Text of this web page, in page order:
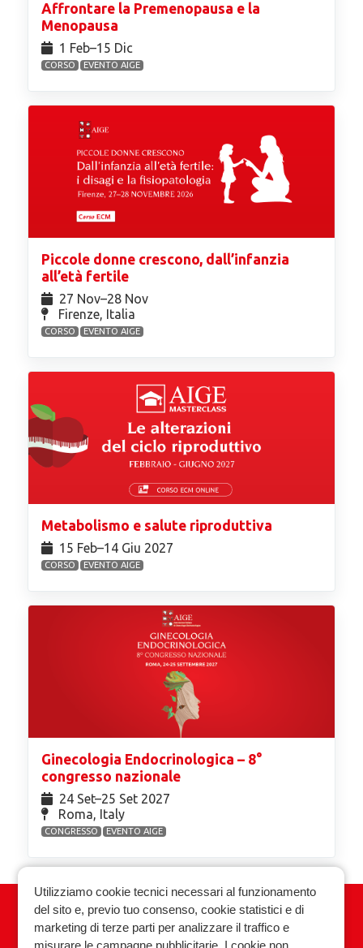
Affrontare la Premenopausa e la
Menopausa
1 Feb⁠–15 Dic
CORSO EVENTO AIGE
Piccole donne crescono, dall’infanzia
all’età fertile
27 Nov⁠–28 Nov
Firenze, Italia
CORSO EVENTO AIGE
Metabolismo e salute riproduttiva
15 Feb⁠–14 Giu 2027
CORSO EVENTO AIGE
Ginecologia Endocrinologica – 8°
congresso nazionale
24 Set⁠–25 Set 2027
Roma, Italy
CONGRESSO EVENTO AIGE
Associazione Italiana Ginecologia
Endocrinologica
Utilizziamo cookie tecnici necessari al funzionamento
del sito e, previo tuo consenso, cookie statistici e di
marketing di terze parti per analizzare il traffico e
misurare le campagne pubblicitarie. I cookie non